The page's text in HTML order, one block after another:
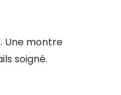
Une montre
soigné.